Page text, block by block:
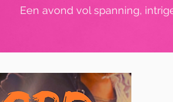
Een avond vol spanning,